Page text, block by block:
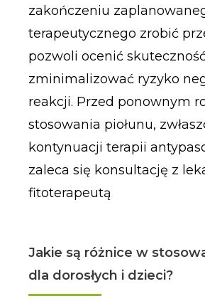
zakończeniu
terapeutycznego zrobić
pozwoli ocenić
zminimalizować ryzyko
reakcji. Przed ponownym
stosowania piołunu,
kontynuacji terapii
zaleca się konsultację z
fitoterapeutą
Jakie są różnice w
dla dorosłych i dzieci?